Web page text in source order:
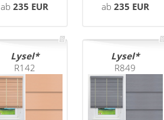
ab235 EUR ab 235 EUR
Lysel
R142
Lysel
R849